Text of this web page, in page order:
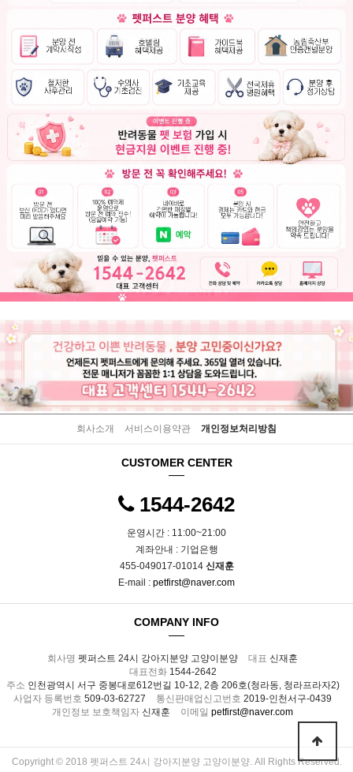
회사소개 서비스이용약관 개인정보처리방침
CUSTOMER CENTER
1544-2642
운영시간 : 11:00~21:00
계좌안내 : 기업은행
455-049017-01014 신재훈
E-mail : petfirst@naver.com
COMPANY INFO
회사명 펫퍼스트 24시 강아지분양 고양이분양 대표 신재훈
대표전화1544-2642
주소 인천광역시 서구 중봉대로612번길 10-12, 2층 206호(청라동, 청라프라자2)
사업자 등록번호 509-03-62727 통신판매업신고번호 2019-인천서구-0439
개인정보 보호책임자 신재훈 이메일 petfirst@naver.com
Copyright © 2018 펫퍼스트 24시 강아지분양 고양이분양. All Rights Reserved.